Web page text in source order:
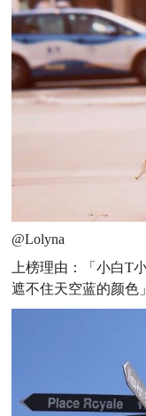
@Lolyna
上榜理由 ：「小白T
遮不住天空蓝的颜色 」